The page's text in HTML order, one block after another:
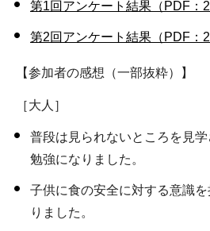
第1回アンケート結果（PDF：
第2回アンケート結果（PDF：
【参加者の感想（一部抜粋）】
［大人］
普段は見られないところを見
勉強になりました。
子供に食の安全に対する意識
りました。